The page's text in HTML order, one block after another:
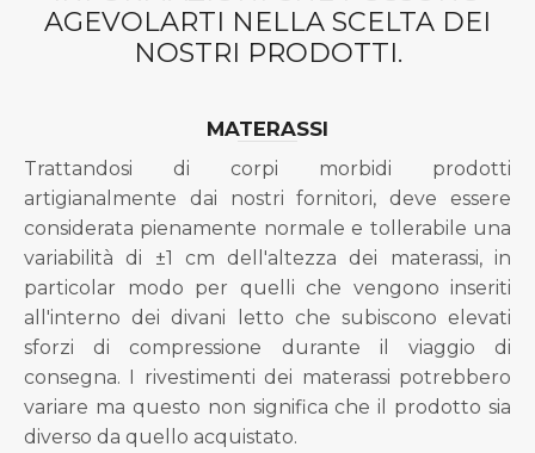
AGEVOLARTI NELLA SCELTA DEI
NOSTRI PRODOTTI.
MATERASSI
Trattandosi di corpi morbidi prodotti
artigianalmente dai nostri fornitori, deve essere
considerata pienamente normale e tollerabile una
variabilità di ±1 cm dell'altezza dei materassi, in
particolar modo per quelli che vengono inseriti
all'interno dei divani letto che subiscono elevati
sforzi di compressione durante il viaggio di
consegna. I rivestimenti dei materassi potrebbero
variare ma questo non significa che il prodotto sia
diverso da quello acquistato.